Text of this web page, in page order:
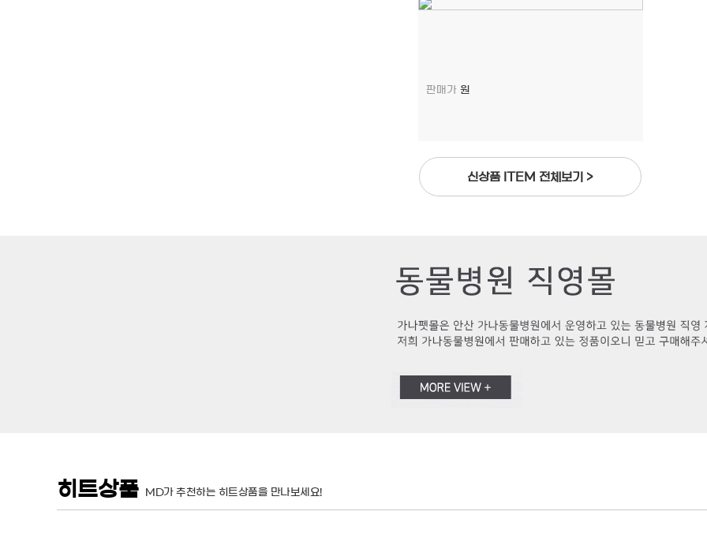
판매가 원
신상품 ITEM 전체보기 >
히트상품 MD가 추천하는 히트상품을 만나보세요!